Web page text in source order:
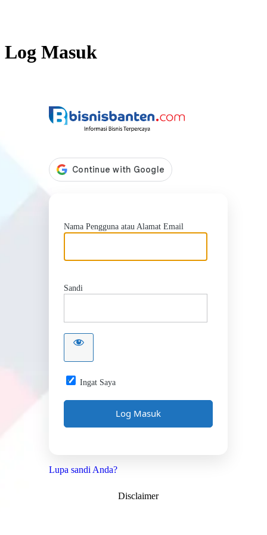
Log Masuk
Nama Pengguna atau Alamat Email
Sandi
Ingat Saya
Lupa sandi Anda?
Disclaimer